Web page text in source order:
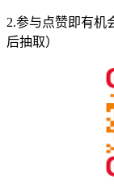
2.参与点赞即有机
后抽取）